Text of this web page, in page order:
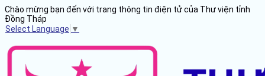
Chào mừng bạn đến với trang thông tin điện tử của Thư viện tỉnh
Đồng Tháp
Select Language ▼